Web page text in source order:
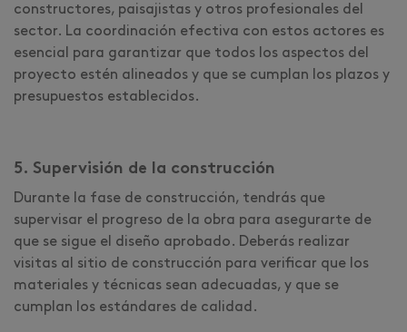
constructores, paisajistas y otros profesionales del
sector. La coordinación efectiva con estos actores es
esencial para garantizar que todos los aspectos del
proyecto estén alineados y que se cumplan los plazos y
presupuestos establecidos.
5. Supervisión de la construcción
Durante la fase de construcción, tendrás que
supervisar el progreso de la obra para asegurarte de
que se sigue el diseño aprobado. Deberás realizar
visitas al sitio de construcción para verificar que los
materiales y técnicas sean adecuadas, y que se
cumplan los estándares de calidad.